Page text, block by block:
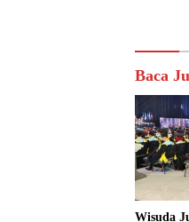
Baca
Wisuda